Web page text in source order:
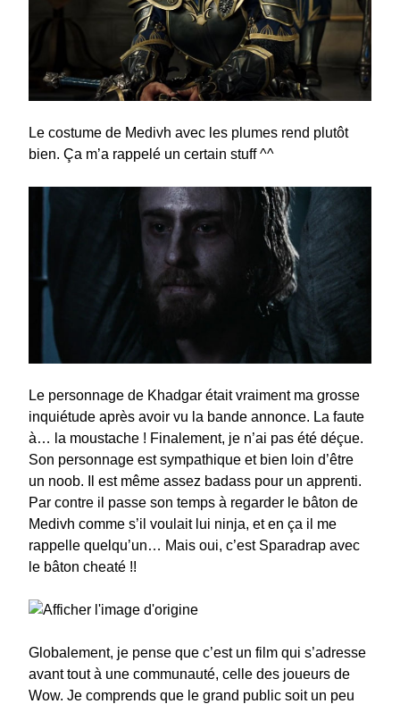
Le costume de Medivh avec les plumes rend plutôt
bien. Ça m’a rappelé un certain stuff ^^
Le personnage de Khadgar était vraiment ma grosse
inquiétude après avoir vu la bande annonce. La faute
à… la moustache ! Finalement, je n’ai pas été déçue.
Son personnage est sympathique et bien loin d’être
un noob. Il est même assez badass pour un apprenti.
Par contre il passe son temps à regarder le bâton de
Medivh comme s’il voulait lui ninja, et en ça il me
rappelle quelqu’un… Mais oui, c’est Sparadrap avec
le bâton cheaté !!
Globalement, je pense que c’est un film qui s’adresse
avant tout à une communauté, celle des joueurs de
Wow. Je comprends que le grand public soit un peu